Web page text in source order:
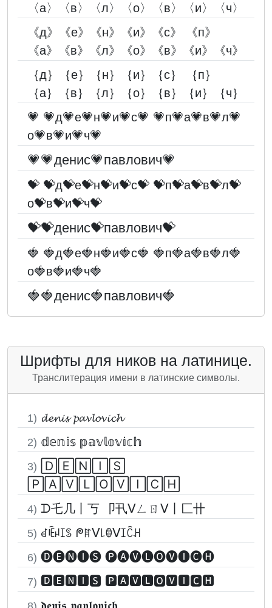
〈а〉〈в〉〈л〉〈о〉〈в〉〈и〉〈ч〉
《д》《е》《н》《и》《с》 《п》
《а》《в》《л》《о》《в》《и》《ч》
｛д｝｛е｝｛н｝｛и｝｛с｝ ｛п｝
｛а｝｛в｝｛л｝｛о｝｛в｝｛и｝｛ч｝
💗 💗д💗е💗н💗и💗с💗 💗п💗а💗в💗л💗
о💗в💗и💗ч💗
💗💗денис💗павлович💗
💝 💝д💝е💝н💝и💝с💝 💝п💝а💝в💝л💝
о💝в💝и💝ч💝
💝💝денис💝павлович💝
🍓 🍓д🍓е🍓н🍓и🍓с🍓 🍓п🍓а🍓в🍓л🍓
о🍓в🍓и🍓ч🍓
🍓🍓денис🍓павлович🍓
Шрифты для ников на латинице.
Транслитерация имени в латинские символы.
1) 𝓭𝓮𝓷𝓲𝓼 𝓹𝓪𝓿𝓵𝓸𝓿𝓲𝓬𝓱
2) 𝕕𝕖𝕟𝕚𝕤 𝕡𝕒𝕧𝕝𝕠𝕧𝕚𝕔𝕙
3) 🄳🄴🄽🄸🅂
🄿🄰🅅🄻🄾🅅🄸🄲🄷
4) ᗪ乇几丨丂 卩卂ᐯㄥㄖᐯ丨匚卄
5) ꀸꍟꈤꀤꌗ ᖘꍏᐯ꒒ꂦᐯꀤꉓꃅ
6) 🅓🅔🅝🅘🅢 🅟🅐🅥🅛🅞🅥🅘🅒🅗
7) 🅳🅴🅽🅸🆂 🅿🅰🆅🅻🅾🆅🅸🅲🅷
𝖉𝖊𝖓𝖎𝖘 𝖕𝖆𝖛𝖑𝖔𝖛𝖎𝖈𝖍